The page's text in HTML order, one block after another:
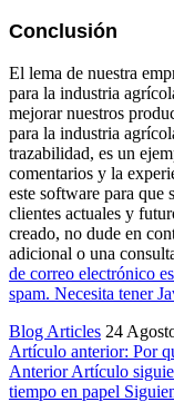
Conclusión
El lema de nuestra
para la industria
mejorar nuestros
para la industria
trazabilidad, es un
comentarios y la
este software para que
clientes actuales y
creado, no dude en
adicional o una
de correo electrónico
spam. Necesita tener
Blog Articles 24
Artículo anterior: Por
Anterior Artículo
tiempo en papel